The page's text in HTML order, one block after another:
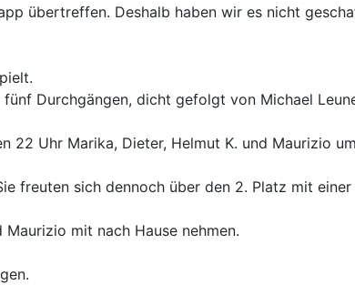
übertreffen. Deshalb haben wir es nicht
Durchgängen, dicht gefolgt von Michael
Uhr Marika, Dieter, Helmut K. und Maurizio
freuten sich dennoch über den 2. Platz mit
mit nach Hause nehmen.